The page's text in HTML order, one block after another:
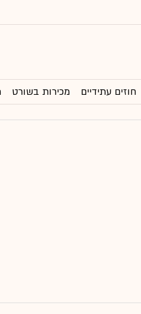
חוזים עתידיים מכירות בשורט